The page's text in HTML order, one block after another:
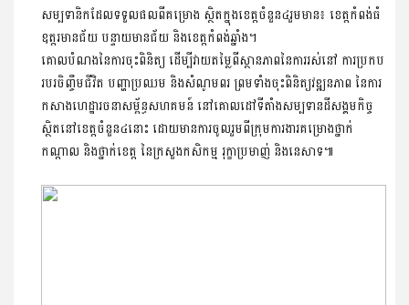
សម្បទានិកដែលទទួលផលពីគម្រោង ស្ថិតក្នុងខេត្ត​ចំនួន៤រួមមាន៖ ខេត្តកំពង់ធំ
ឧត្តរមានជ័យ បន្ទាយមានជ័យ និងខេត្តកំពង់ឆ្នាំង។
គោលបំណងនៃការចុះពិនិត្យ ដើម្បីវាយតម្លៃពីស្ថានភាពនៃការរស់នៅ ការ​ប្រកប​
របរចិញ្ចឹមជីវិត បញ្ហាប្រឈម និងសំណូមពរ ព្រមទាំងចុះពិនិត្យវឌ្ឍនភាព នៃការ
កសាងហេដ្ឋារចនាសម្ព័ន្ធសហគមន៍ នៅគោលដៅទីតាំងសម្បទានដី​សង្គមកិច្ច
ស្ថិតនៅខេត្តចំនួន៤នោះ ដោយមានការចូលរួមពីក្រុមការងារគម្រោង​ថ្នាក់
កណ្តាល និងថ្នាក់ខេត្ត នៃក្រសួងកសិកម្ម រុក្ខាប្រមាញ់ និងនេសាទ៕